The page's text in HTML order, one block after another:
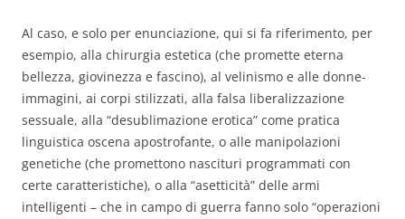
Al caso, e solo per enunciazione, qui si fa riferimento, per
esempio, alla chirurgia estetica (che promette eterna
bellezza, giovinezza e fascino), al velinismo e alle donne-
immagini, ai corpi stilizzati, alla falsa liberalizzazione
sessuale, alla “desublimazione erotica” come pratica
linguistica oscena apostrofante, o alle manipolazioni
genetiche (che promettono nascituri programmati con
certe caratteristiche), o alla “asetticità” delle armi
intelligenti – che in campo di guerra fanno solo “operazioni